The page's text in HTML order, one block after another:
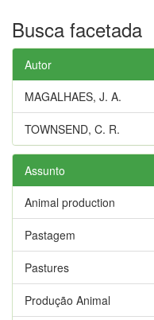
Busca facetada
Autor
MAGALHAES, J. A.
TOWNSEND, C. R.
Assunto
Animal production
Pastagem
Pastures
Produção Animal